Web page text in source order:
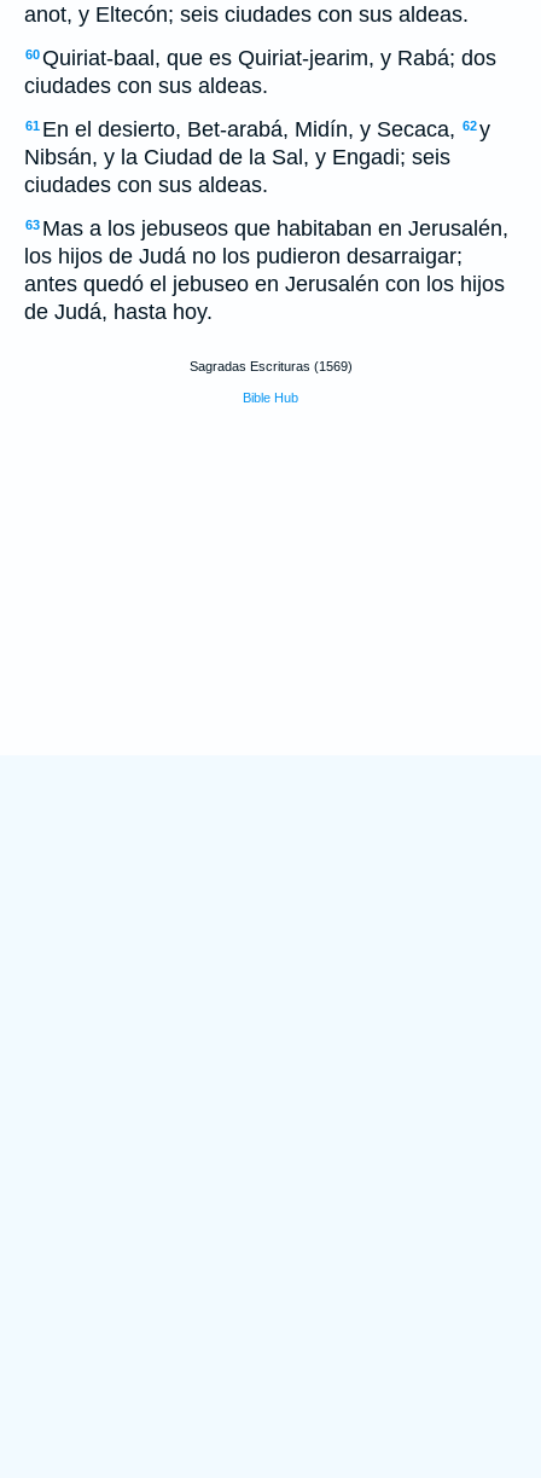
anot, y Eltecón; seis ciudades con sus aldeas.
60Quiriat-baal, que es Quiriat-jearim, y Rabá; dos
ciudades con sus aldeas.
61 En el desierto, Bet-arabá, Midín, y Secaca, 62y
Nibsán, y la Ciudad de la Sal, y Engadi; seis
ciudades con sus aldeas.
63 Mas a los jebuseos que habitaban en Jerusalén,
los hijos de Judá no los pudieron desarraigar;
antes quedó el jebuseo en Jerusalén con los hijos
de Judá, hasta hoy.
Sagradas Escrituras (1569)
Bible Hub